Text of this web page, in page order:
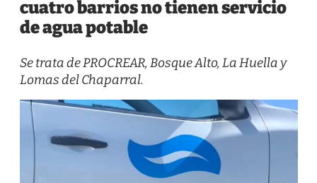
cuatro barrios no tienen servicio
de agua potable
Se trata de PROCREAR, Bosque Alto, La Huella y
Lomas del Chaparral.